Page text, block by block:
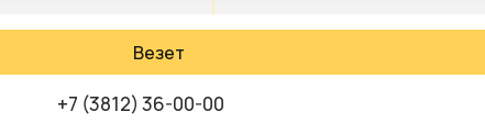
Везет
+7 (3812) 36-00-00